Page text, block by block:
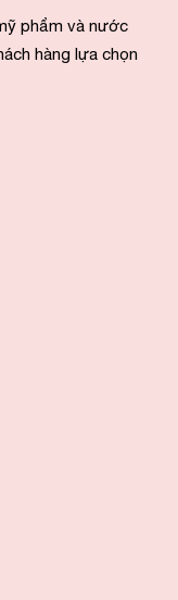
phẩm và nước
hàng lựa chọn